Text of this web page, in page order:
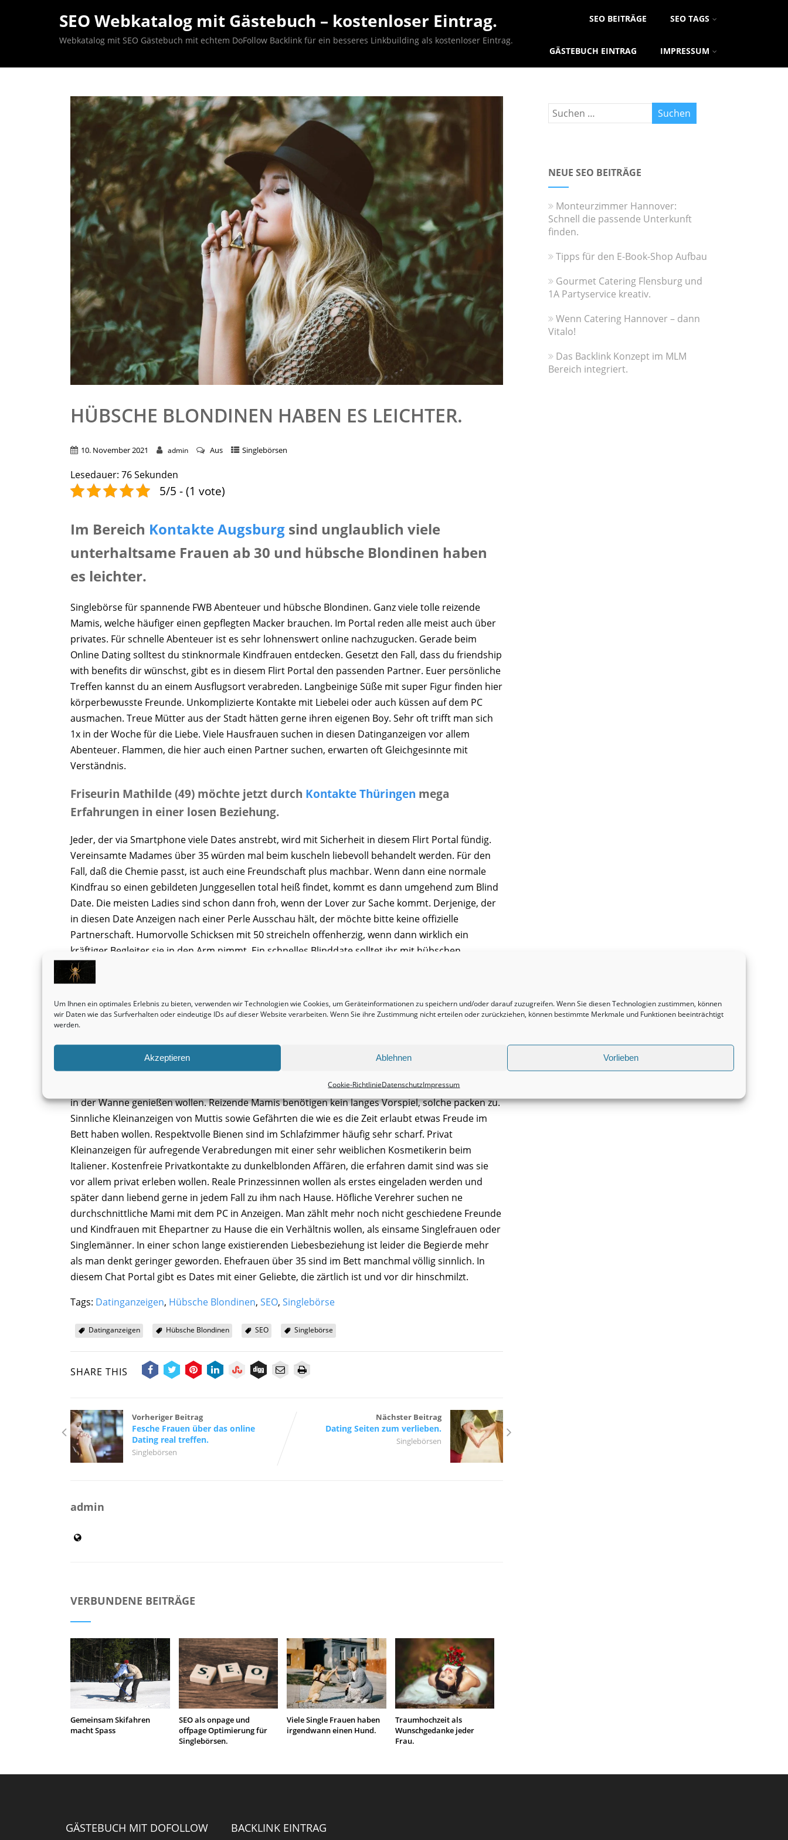
Um Ihnen ein optimales Erlebnis zu bieten, verwenden wir Technologien wie Cookies, um Geräteinformationen zu speichern und/oder darauf zuzugreifen. Wenn Sie diesen Technologien zustimmen, können
wir Daten wie das Surfverhalten oder eindeutige IDs auf dieser Website verarbeiten. Wenn Sie ihre Zustimmung nicht erteilen oder zurückziehen, können bestimmte Merkmale und Funktionen beeinträchtigt
werden.
Akzeptieren Ablehnen Vorlieben
Cookie-RichtlinieDatenschutzImpressum
SEO Webkatalog mit Gästebuch – kostenloser Eintrag.
Webkatalog mit SEO Gästebuch mit echtem DoFollow Backlink für ein besseres Linkbuilding als kostenloser Eintrag.
SEO BEITRÄGE SEO TAGS
GÄSTEBUCH EINTRAG IMPRESSUM
HÜBSCHE BLONDINEN HABEN ES LEICHTER.
10. November 2021 admin Aus Singlebörsen
Lesedauer: 76Sekunden
5/5 - (1 vote)
Im Bereich Kontakte Augsburg sind unglaublich viele
unterhaltsame Frauen ab 30 und hübsche Blondinen haben
es leichter.
Singlebörse für spannende FWB Abenteuer und hübsche Blondinen. Ganz viele tolle reizende
Mamis, welche häufiger einen gepflegten Macker brauchen. Im Portal reden alle meist auch über
privates. Für schnelle Abenteuer ist es sehr lohnenswert online nachzugucken. Gerade beim
Online Dating solltest du stinknormale Kindfrauen entdecken. Gesetzt den Fall, dass du friendship
with benefits dir wünschst, gibt es in diesem Flirt Portal den passenden Partner. Euer persönliche
Treffen kannst du an einem Ausflugsort verabreden. Langbeinige Süße mit super Figur finden hier
körperbewusste Freunde. Unkomplizierte Kontakte mit Liebelei oder auch küssen auf dem PC
ausmachen. Treue Mütter aus der Stadt hätten gerne ihren eigenen Boy. Sehr oft trifft man sich
1x in der Woche für die Liebe. Viele Hausfrauen suchen in diesen Datinganzeigen vor allem
Abenteuer. Flammen, die hier auch einen Partner suchen, erwarten oft Gleichgesinnte mit
Verständnis.
Friseurin Mathilde (49) möchte jetzt durch Kontakte Thüringen mega
Erfahrungen in einer losen Beziehung.
Jeder, der via Smartphone viele Dates anstrebt, wird mit Sicherheit in diesem Flirt Portal fündig.
Vereinsamte Madames über 35 würden mal beim kuscheln liebevoll behandelt werden. Für den
Fall, daß die Chemie passt, ist auch eine Freundschaft plus machbar. Wenn dann eine normale
Kindfrau so einen gebildeten Junggesellen total heiß findet, kommt es dann umgehend zum Blind
Date. Die meisten Ladies sind schon dann froh, wenn der Lover zur Sache kommt. Derjenige, der
in diesen Date Anzeigen nach einer Perle Ausschau hält, der möchte bitte keine offizielle
Partnerschaft. Humorvolle Schicksen mit 50 streicheln offenherzig, wenn dann wirklich ein
kräftiger Begleiter sie in den Arm nimmt. Ein schnelles Blinddate solltet ihr mit hübschen
Blondinenan einem neutralen Treffpunkt abstimmen. Wenn es nur um einen ONS geht, werden
oftmals die beiden Lover sehr schnell hemmungslos und treffen sich öfter. Mehrere spontane
Dates mit älteren Puppen landen echt häufiger als gedacht im Schlafzimmer. Beim Dating geht es
echt nur um wahrhaftige Erfahrungen incl. erregende Erlebnisse wenn machbar. Ältere Hausfrau
braucht einen Gleichgesinnten ausschließlich für Treffen, sie braucht keine Lebensgemeinschaft.
Seitensprung Unnabrauchen jetzt immer mehr Omis nen tätowierten Freund
Spontane Abenteuer für Ehefrauen mit nix zu tun, die durchaus auch Erregung an der Spüle und
in der Wanne genießen wollen. Reizende Mamis benötigen kein langes Vorspiel, solche packen zu.
Sinnliche Kleinanzeigen von Muttis sowie Gefährten die wie es die Zeit erlaubt etwas Freude im
Bett haben wollen. Respektvolle Bienen sind im Schlafzimmer häufig sehr scharf. Privat
Kleinanzeigen für aufregende Verabredungen mit einer sehr weiblichen Kosmetikerin beim
Italiener. Kostenfreie Privatkontakte zu dunkelblonden Affären, die erfahren damit sind was sie
vor allem privat erleben wollen. Reale Prinzessinnen wollen als erstes eingeladen werden und
später dann liebend gerne in jedem Fall zu ihm nach Hause. Höfliche Verehrer suchen ne
durchschnittliche Mami mit dem PC in Anzeigen. Man zählt mehr noch nicht geschiedene Freunde
und Kindfrauen mit Ehepartner zu Hause die ein Verhältnis wollen, als einsame Singlefrauen oder
Singlemänner. In einer schon lange existierenden Liebesbeziehung ist leider die Begierde mehr
als man denkt geringer geworden. Ehefrauen über 35 sind im Bett manchmal völlig sinnlich. In
diesem Chat Portal gibt es Dates mit einer Geliebte, die zärtlich ist und vor dir hinschmilzt.
Tags: Datinganzeigen, Hübsche Blondinen,SEO,Singlebörse
Datinganzeigen Hübsche Blondinen SEO Singlebörse
SHARE THIS
Vorheriger Beitrag
Fesche Frauen über das online
Dating real treffen.
Singlebörsen
Nächster Beitrag
Dating Seiten zum verlieben.
Singlebörsen
admin
VERBUNDENE BEITRÄGE
Gemeinsam Skifahren
macht Spass
SEO als onpage und
offpage Optimierung für
Singlebörsen.
Viele Single Frauen haben
irgendwann einen Hund.
Traumhochzeit als
Wunschgedanke jeder
Frau.
NEUE SEO BEITRÄGE
Monteurzimmer Hannover:
Schnell die passende Unterkunft
finden.
Tipps für den E-Book-Shop Aufbau
Gourmet Catering Flensburg und
1A Partyservice kreativ.
Wenn Catering Hannover – dann
Vitalo!
Das Backlink Konzept im MLM
Bereich integriert.
GÄSTEBUCH MIT DOFOLLOW
BACKLINK EINTRAG